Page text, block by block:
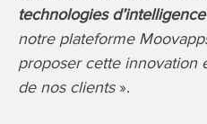
technologies
notre plateforme
proposer cette innovation
de nos clients».